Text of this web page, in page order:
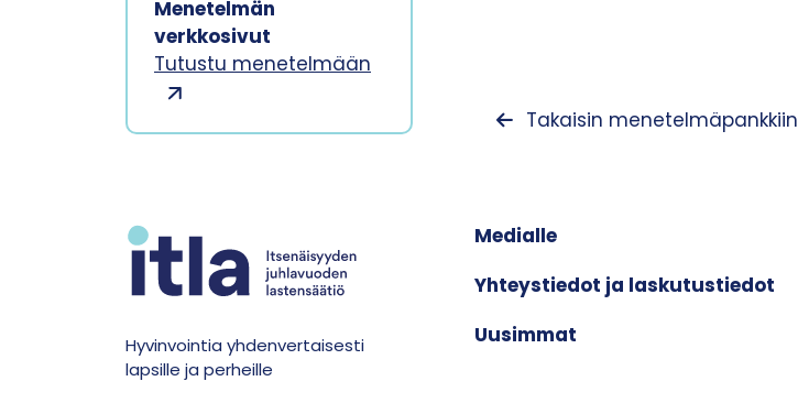
Menetelmän
verkkosivut
Tutustu menetelmään
Takaisin menetelmäpankkiin
Hyvinvointia yhdenvertaisesti
lapsille ja perheille
Medialle
Yhteystiedot ja laskutustiedot
Uusimmat